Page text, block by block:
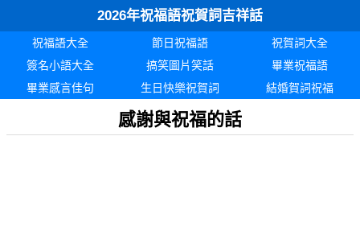
2026年祝福語祝賀詞吉祥話
祝福語大全 節日祝福語
祝賀詞大全
簽名小語大全
搞笑圖片笑話
畢業祝福語
畢業感言佳句
生日快樂祝賀詞 結婚賀詞祝福
感謝與祝福的話